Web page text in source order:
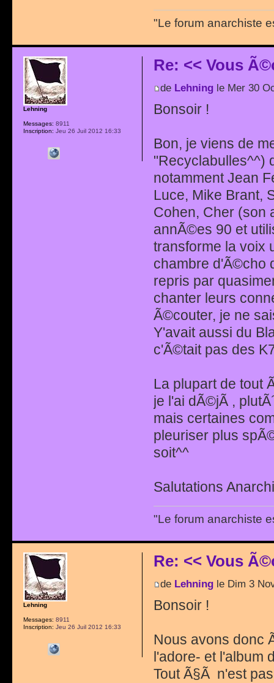
"Le forum anarchiste
Re: << Vous
de Lehningle Mer 30
Bonsoir !
Bon, je viens de
"Recyclabulles^^)
notamment Jean
Luce, Mike Brant,
Cohen, Cher (son
annÃ©es 90 et
transforme la voix
chambre d'Ã©cho
repris par
chanter leurs
Ã©couter, je ne
Y'avait aussi du
c'Ã©tait pas des
La plupart de tout
je l'ai dÃ©jÃ ,
mais certaines
pleuriser plus
soit^^
Salutations
"Le forum anarchiste
Lehning
Messages: 8911
Inscription: Jeu 26 Juil 2012 16:33
Re: << Vous
de Lehningle Dim 3
Bonsoir !
Nous avons donc
l'adore- et l'album
Tout Ã§Ã n'est
Lehning
Messages: 8911
Inscription: Jeu 26 Juil 2012 16:33